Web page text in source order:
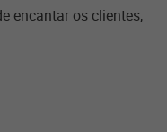
encantar os clientes,